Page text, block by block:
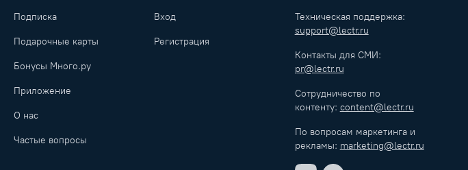
Подписка
Подарочные карты
Бонусы Много.ру
Приложение
О нас
Частые вопросы
Вход
Регистрация
Техническая поддержка:
support@lectr.ru
Контакты для СМИ:
pr@lectr.ru
Сотрудничество по
контенту: content@lectr.ru
По вопросам маркетинга и
рекламы: marketing@lectr.ru